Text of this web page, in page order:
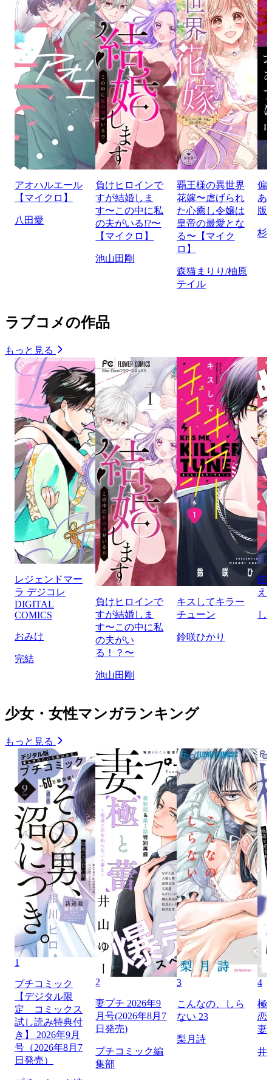
アオハルエール
【マイクロ】
八田愛
負けヒロインで
すが結婚しま
す〜この中に私
の夫がいる!?〜
【マイクロ】
池山田剛
覇王様の異世界
花嫁〜虐げられ
た心癒し令嬢は
皇帝の最愛とな
る〜【マイク
ロ】
森猫まりり/柚原
テイル
偏
あ
版
杉
ラブコメの作品
もっと見る
レジェンドマー
ラ デジコレ
DIGITAL
COMICS
おみけ
完結
負けヒロインで
すが結婚しま
す〜この中に私
の夫がい
る！？〜
池山田剛
キスしてキラー
チューン
鈴咲ひかり
蛇
え
し
少女・女性マンガランキング
もっと見る
1
プチコミック
【デジタル限
定 コミックス
試し読み特典付
き】 2026年9月
号（2026年8月7
日発売）
2
妻プチ 2026年9
月号(2026年8月7
日発売)
プチコミック編
集部
3
こんなの、しら
ない 23
梨月詩
4
極
恋
妻
井